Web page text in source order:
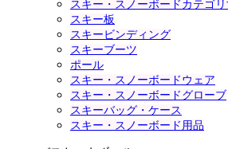
スキー・スノーボードカテゴ
スキー板
スキービンディング
スキーブーツ
ポール
スキー・スノーボードウェア
スキー・スノーボードグローブ
スキーバッグ・ケース
スキー・スノーボード用品